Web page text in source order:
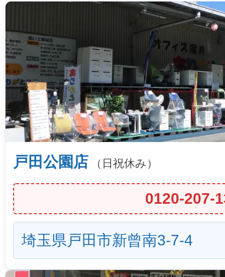
戸田公園店 （日祝休み）
0120-207-
埼玉県戸田市新曾南3-7-4